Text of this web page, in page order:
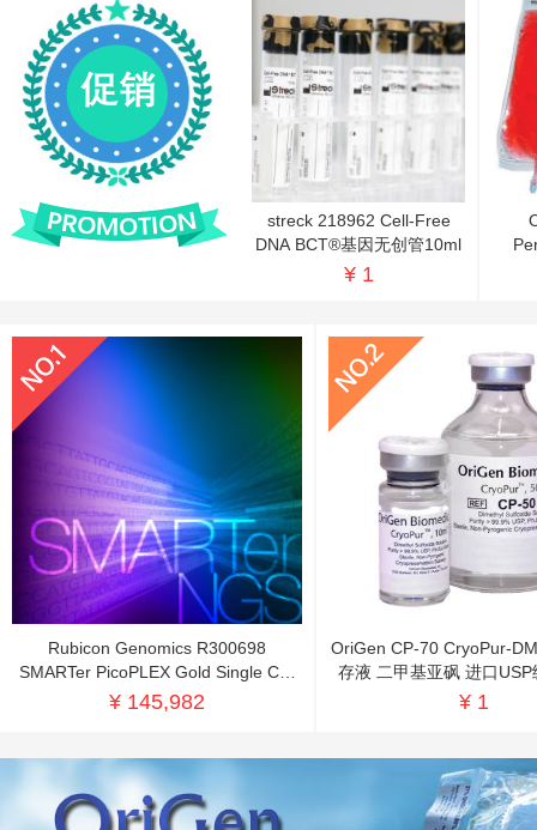
促销商品分类
干细胞免疫
分子生物学
表观遗传学
干细胞实验室
营养物
冻存管
冻存管盒/冻存盒
RNA样本库
NK细胞治疗
微生物培养基
细胞解离试剂
细胞分离液
关于我们
北京红荣微再生物工程技术有限公
streck 218962 Cell-Free
DNA BCT®基因无创管10ml
¥ 1
Rubicon Genomics R300698
SMARTer PicoPLEX Gold Single Cell
DNA-seq Kit 单细胞测序
¥ 145,982
OriGen CP-70 CryoPur-
存液 二甲基亚砜 进口USP
CP70
¥ 1